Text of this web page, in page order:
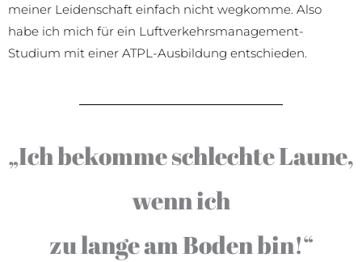
meiner Leidenschaft einfach nicht wegkomme. Also
habe ich mich für ein Luftverkehrsmanagement-
Studium mit einer ATPL-Ausbildung entschieden.
„Ich bekomme schlechte Laune,
wenn ich
zu lange am Boden bin!“